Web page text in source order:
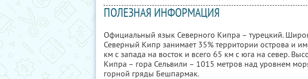
ПОЛЕЗНАЯ ИНФОРМАЦИЯ
Официальный язык Северного Кипра – турецкий.
Северный Кипр занимает 35% территории острова и
км с запада на восток и всего 65 км с юга на север.
Кипра – гора Сельвили – 1015 метров над уровнем
горной гряды Бешпармак.